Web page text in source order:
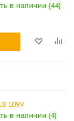
в наличии (44)
109V
в наличии (4)